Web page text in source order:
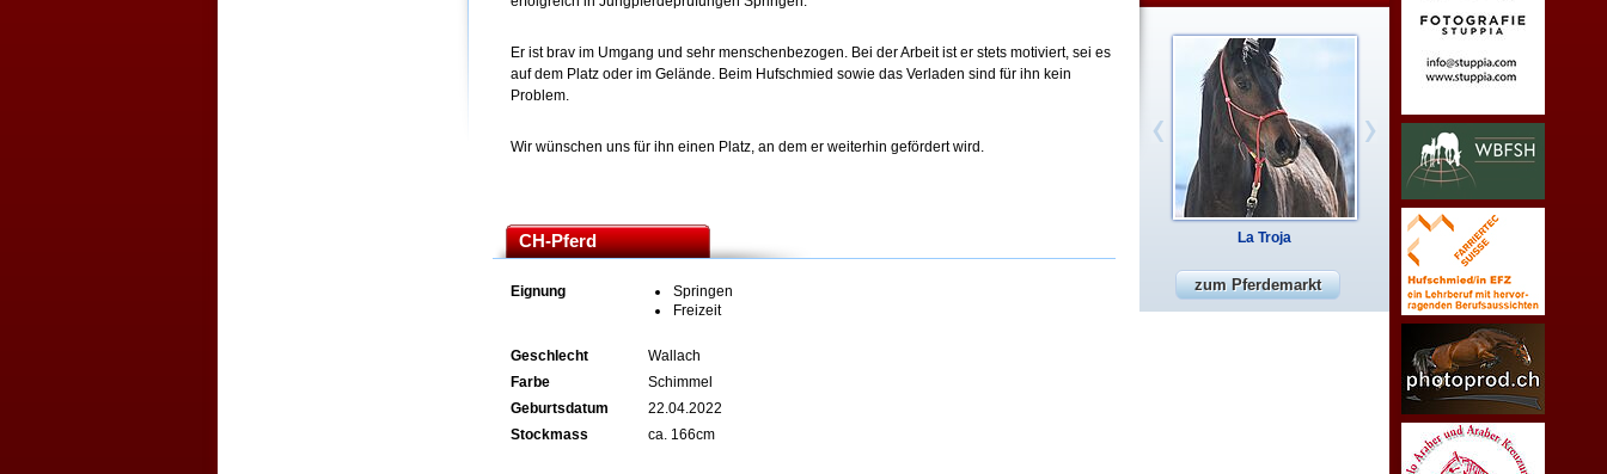
Er ist brav im Umgang und sehr menschenbezogen. Bei der Arbeit ist er stets motiviert, sei es
auf dem Platz oder im Gelände. Beim Hufschmied sowie das Verladen sind für ihn kein
Problem.
Wir wünschen uns für ihn einen Platz, an dem er weiterhin gefördert wird.
CH-Pferd
Eignung
Springen
Freizeit
Geschlecht
Wallach
Farbe
Schimmel
Geburtsdatum
22.04.2022
Stockmass
ca. 166cm
La Troja
zum Pferdemarkt